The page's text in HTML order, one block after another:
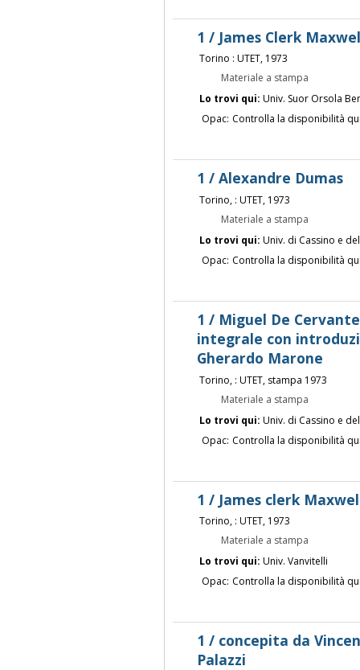
1 / James Clerk
Torino : UTET, 1973
Materiale a stampa
Lo trovi qui: Univ. Suor Orsola
Opac: Controlla la disponibilità
1 / Alexandre Dumas
Torino, : UTET, 1973
Materiale a stampa
Lo trovi qui: Univ. di Cassino e
Opac: Controlla la disponibilità
1 / Miguel De
integrale con
Gherardo Marone
Torino, : UTET, stampa 1973
Materiale a stampa
Lo trovi qui: Univ. di Cassino e
Opac: Controlla la disponibilità
1 / James clerk
Torino, : UTET, 1973
Materiale a stampa
Lo trovi qui: Univ. Vanvitelli
Opac: Controlla la disponibilità
1 / concepita da
Palazzi